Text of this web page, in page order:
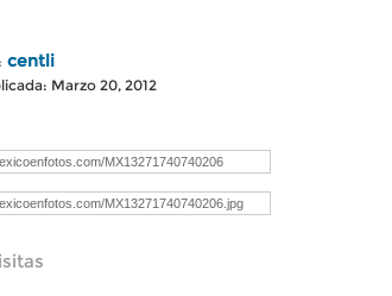
centli
Marzo 20, 2012